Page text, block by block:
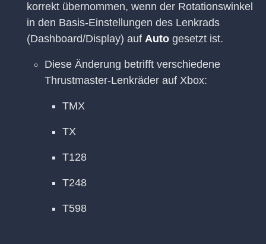
korrekt übernommen, wenn der Rotationswinkel
in den Basis-Einstellungen des Lenkrads
(Dashboard/Display) auf Auto gesetzt ist.
Diese Änderung betrifft verschiedene
Thrustmaster-Lenkräder auf Xbox:
TMX
TX
T128
T248
T598